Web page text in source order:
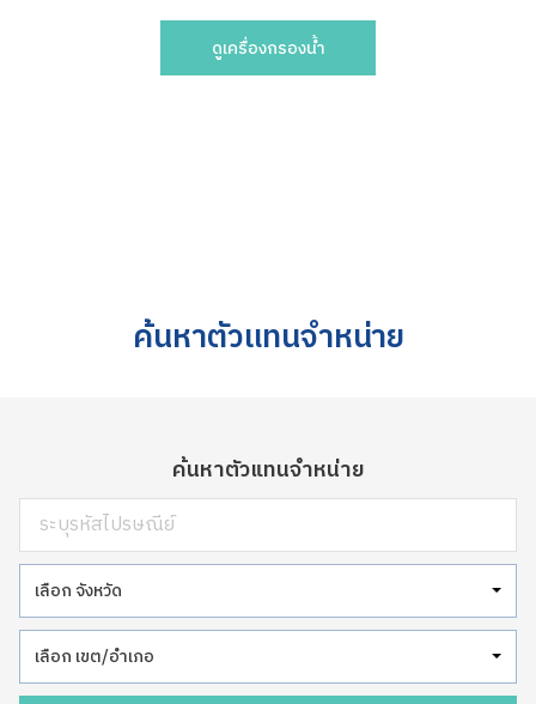
ดูเครื่องกรองน้ำ
ค้นหาตัวแทนจำหน่าย
ค้นหาตัวแทนจำหน่าย
เลือก จังหวัด
เลือก เขต/อำเภอ